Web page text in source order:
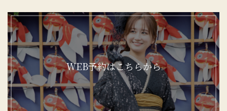
WEB予約はこちらから